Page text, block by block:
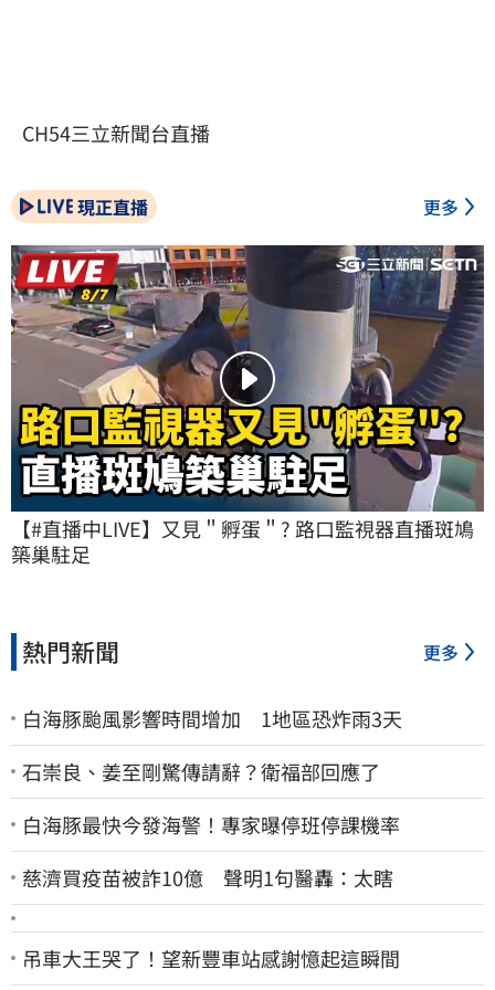
CH54三立新聞台直播
現正直播 更多
【#直播中LIVE】又見＂孵蛋＂? 路口監視器直播斑鳩
築巢駐足
熱門新聞 更多
白海豚颱風影響時間增加 1地區恐炸雨3天
石崇良、姜至剛驚傳請辭？衛福部回應了
白海豚最快今發海警！專家曝停班停課機率
慈濟買疫苗被詐10億 聲明1句醫轟：太瞎
吊車大王哭了！望新豐車站感謝憶起這瞬間